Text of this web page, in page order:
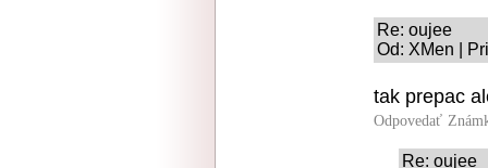
Re: oujee
Od: XMen |
tak prepac
Odpovedať
Re: oujee